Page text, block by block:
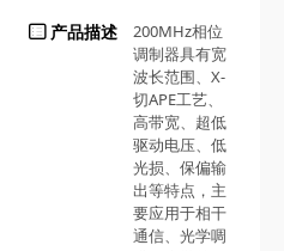
耗：≤3.5dB
产品描述
200MHz相位
调制器具有宽
波长范围、X-
切APE工艺、
高带宽、超低
驱动电压、低
光损、保偏输
出等特点，主
要应用于相干
通信、光学啁